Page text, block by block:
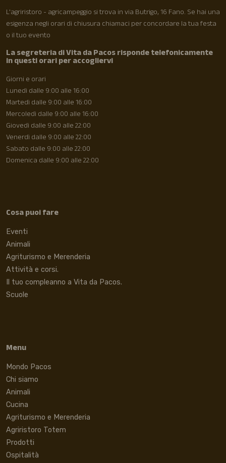
L'agriristoro - agricampeggio si trova in via Butrigo, 16 Fano. Se hai una
esigenza negli orari di chiusura chiamaci per concordare la tua festa
o il tuo evento
La segreteria di Vita da Pacos risponde telefonicamente
in questi orari per accogliervi
Giorni e orari
Lunedì dalle 9:00 alle 16:00
Martedì dalle 9:00 alle 16:00
Mercoledì dalle 9:00 alle 16:00
Giovedì dalle 9:00 alle 22:00
Venerdì dalle 9:00 alle 22:00
Sabato dalle 9:00 alle 22:00
Domenica dalle 9:00 alle 22:00
Cosa puoi fare
Eventi
Animali
Agriturismo e Merenderia
Attività e corsi.
Il tuo compleanno a Vita da Pacos.
Scuole
Menu
Mondo Pacos
Chi siamo
Animali
Cucina
Agriturismo e Merenderia
Agriristoro Totem
Prodotti
Ospitalità